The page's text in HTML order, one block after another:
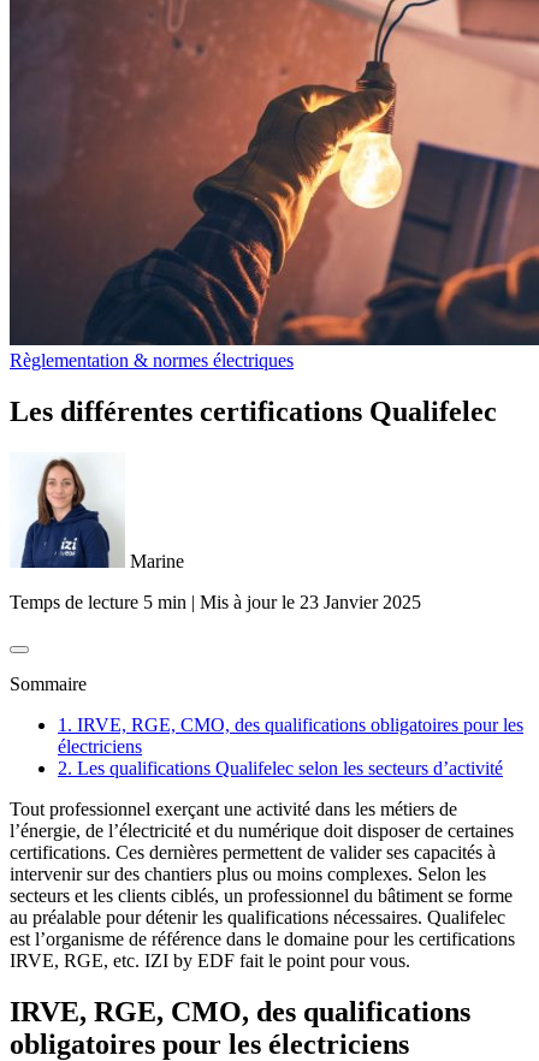
Règlementation & normes électriques
Les différentes certifications Qualifelec
Marine
Temps de lecture 5 min | Mis à jour le 23 Janvier 2025
Sommaire
1. IRVE, RGE, CMO, des qualifications obligatoires pour les
électriciens
2. Les qualifications Qualifelec selon les secteurs d’activité
Tout professionnel exerçant une activité dans les métiers de
l’énergie, de l’électricité et du numérique doit disposer de certaines
certifications. Ces dernières permettent de valider ses capacités à
intervenir sur des chantiers plus ou moins complexes. Selon les
secteurs et les clients ciblés, un professionnel du bâtiment se forme
au préalable pour détenir les qualifications nécessaires. Qualifelec
est l’organisme de référence dans le domaine pour les certifications
IRVE, RGE, etc. IZI by EDF fait le point pour vous.
IRVE, RGE, CMO, des qualifications
obligatoires pour les électriciens